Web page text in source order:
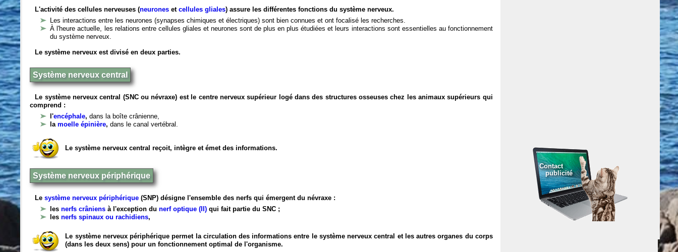
L'activité des cellules nerveuses (neurones etcellules gliales) assure les différentes fonctions du système nerveux.
Les interactions entre les neurones (synapses chimiques et électriques) sont bien connues et ont focalisé les recherches.
À l'heure actuelle, les relations entre cellules gliales et neurones sont de plus en plus étudiées et leurs interactions sont essentielles au fonctionnement
du système nerveux.
Le système nerveux est divisé en deux parties.
Système nerveux central
Le système nerveux central (SNC ou névraxe) est le centre nerveux supérieur logé dans des structures osseuses chez les animaux supérieurs qui
comprend :
l'encéphale,dans la boîte crânienne,
lamoelle épinière,dans le canal vertébral.
Le système nerveux central reçoit, intègre et émet des informations.
Système nerveux périphérique
Lesystème nerveux périphérique (SNP) désigne l'ensemble des nerfs qui émergent du névraxe :
lesnerfs crâniens à l'exception du nerf optique (II) qui fait partie du SNC ;
lesnerfs spinaux ou rachidiens,
Le système nerveux périphérique permet la circulation des informations entre le système nerveux central et les autres organes du corps
(dans les deux sens) pour un fonctionnement optimal de l'organisme.
Contact
publicité